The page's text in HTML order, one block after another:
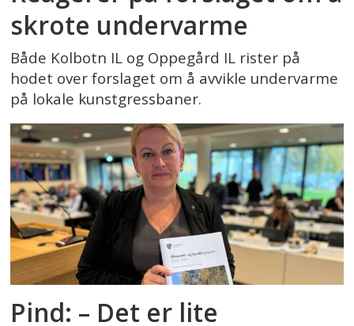
skrote undervarme
Både Kolbotn IL og Oppegård IL rister på
hodet over forslaget om å avvikle undervarme
på lokale kunstgressbaner.
Pind: – Det er lite